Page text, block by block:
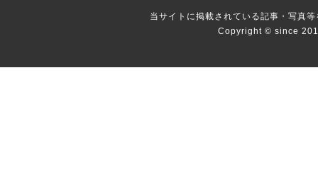
当サイトに掲載されている記事・写真
Copyright © since